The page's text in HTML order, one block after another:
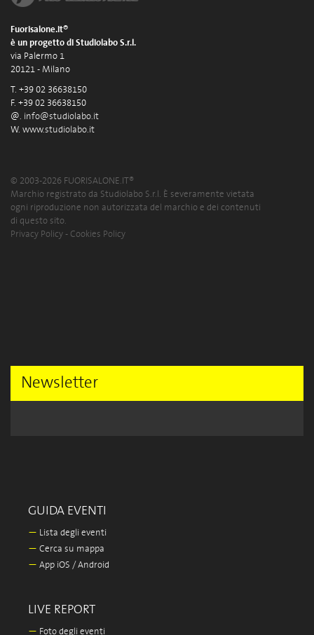
Fuorisalone.it®
è un progetto di Studiolabo S.r.l.
via Palermo 1
20121 - Milano
T. +39 02 36638150
F. +39 02 36638150
@. info@studiolabo.it
W. www.studiolabo.it
© 2003-2026 FUORISALONE.IT®
Marchio registrato da Studiolabo S.r.l. È severamente vietata
ogni riproduzione non autorizzata del marchio e dei contenuti
di questo sito.
Privacy Policy - Cookies Policy
Newsletter
GUIDA EVENTI
— Lista degli eventi
— Cerca su mappa
— App iOS / Android
LIVE REPORT
— Foto degli eventi